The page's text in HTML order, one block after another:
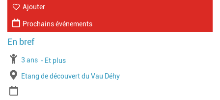
Ajouter
Prochains événements
À partir de
3 ans Jusqu'à l'age de
Et plus
Lieu
Etang de découvert du Vau Déhy